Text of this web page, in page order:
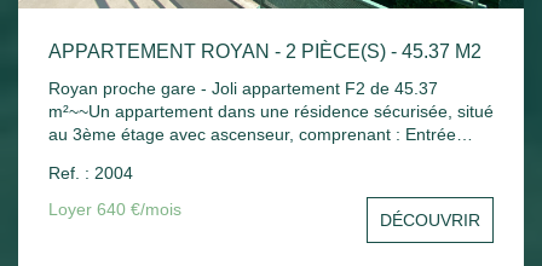
APPARTEMENT ROYAN - 2 PIÈCE(S) - 45.37 M2
Royan proche gare - Joli appartement F2 de 45.37
m²~~Un appartement dans une résidence sécurisée, situé
au 3ème étage avec ascenseur, comprenant : Entrée
cuisine aménagée, une chambre avec placard, salle de
bains, wc indépendant. Chauffage électrique - Une place
Ref. : 2004
Loyer 640 €/mois
DÉCOUVRIR